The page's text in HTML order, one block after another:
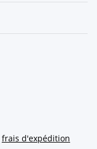
frais d'expédition